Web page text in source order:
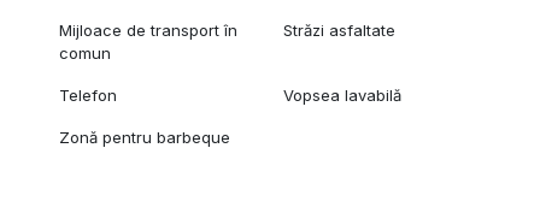
Mijloace de transport în
comun
Străzi asfaltate
Telefon Vopsea lavabilă
Zonă pentru barbeque